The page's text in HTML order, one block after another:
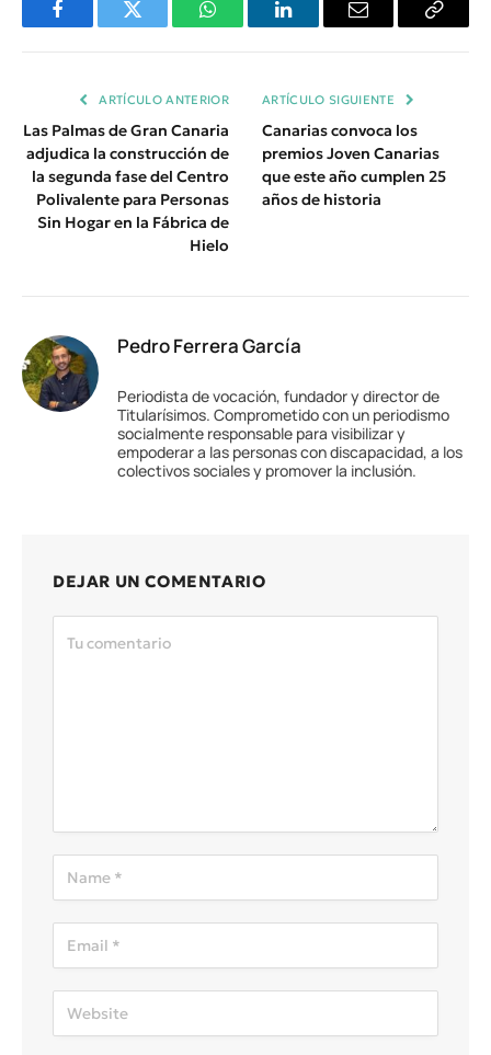
FacebookTwitter WhatsAppLinkedInEmail
Copiar
ARTÍCULO ANTERIOR
Las Palmas de Gran Canaria
adjudica la construcción de
la segunda fase del Centro
Polivalente para Personas
Sin Hogar en la Fábrica de
Hielo
ARTÍCULO SIGUIENTE
Canarias convoca los
premios Joven Canarias
que este año cumplen 25
años de historia
Pedro Ferrera García
Periodista de vocación, fundador y director de
Titularísimos. Comprometido con un periodismo
socialmente responsable para visibilizar y
empoderar a las personas con discapacidad, a los
colectivos sociales y promover la inclusión.
DEJAR UN COMENTARIO